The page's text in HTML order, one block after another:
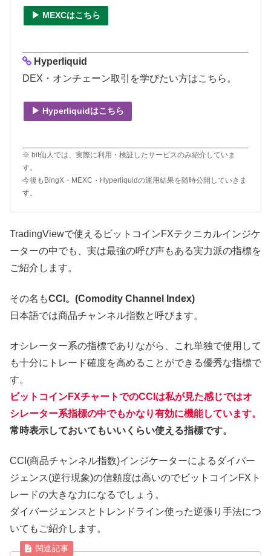
▶ MEXCはこちら
Hyperliquid
DEX・オンチェーン取引を学びたい方はこちら。
▶ Hyperliquidはこちら
※ bit仙人では、実際に利用・検証したサービスのみ紹介していま
す。
今後もBingX・MEXC・Hyperliquidの運用結果を随時公開していきま
す。
TradingViewで使えるビットコインFXテクニカルインジケ
ーターの中でも、実は最強の呼び声もある実力派の指標を
ご紹介します。
その名もCCI。(Comodity Channel Index)
日本語では商品チャンネル指数と呼びます。
オシレーター系の指標でありながら、これ単独で使用して
も十分にトレード確度を高めることができる優秀な指標で
す。
ビットコインFXチャートでのCCIは私が見た感じではオ
シレーター系指標の中でもかなり有効に機能しています。
常時表示しておいてもいいくらい使える指標です。
CCI(商品チャンネル指数)インジケーターによるダイバー
ジェンス(逆行現象)の信頼度は高いのでビットコインFXト
レードの大きな力になるでしょう。
ダイバージェンスとトレンドライン使った逆張り手法につ
いてもご紹介します。